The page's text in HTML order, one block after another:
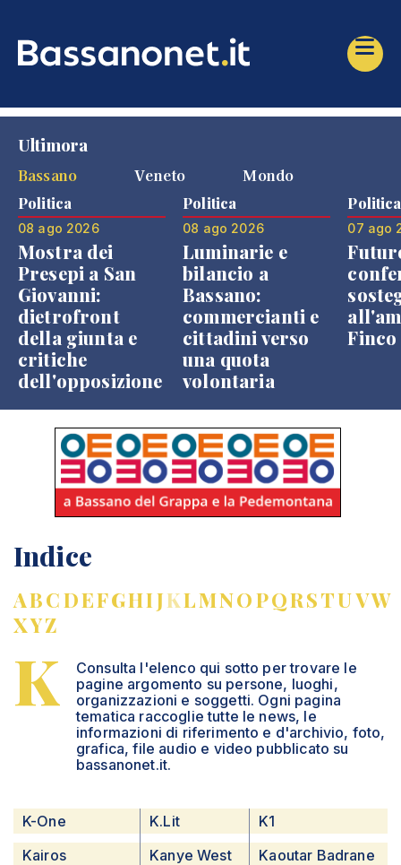
Ultimora
Bassano
Veneto Mondo
Politica
08 ago 2026
Mostra dei
Presepi a San
Giovanni:
dietrofront
della giunta e
critiche
dell'opposizione
Politica
08 ago 2026
Luminarie e
bilancio a
Bassano:
commercianti e
cittadini verso
una quota
volontaria
Politica
07 ago
Finco
Indice
ABCDEFGHIJKLMNOPQRSTUVW
XYZ
K
Consulta l'elenco qui sotto per trovare le
pagine argomento su persone, luoghi,
organizzazioni e soggetti. Ogni pagina
tematica raccoglie tutte le news, le
informazioni di riferimento e d'archivio, foto,
grafica, file audio e video pubblicato su
bassanonet.it.
K-One K.lit
K1
Kairos
Kanye West
Kaoutar Badrane